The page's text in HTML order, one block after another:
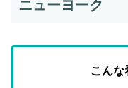
ニューヨーク
こんな